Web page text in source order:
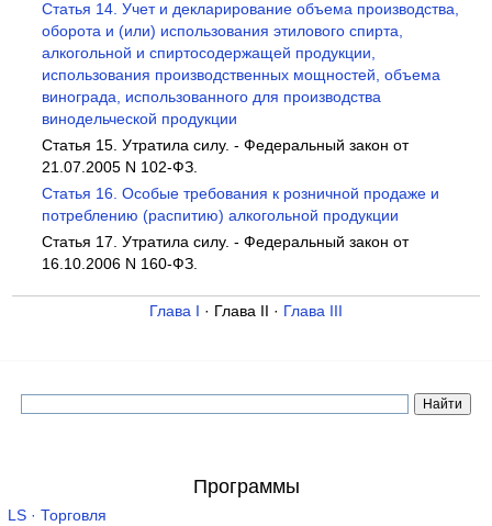
Статья 14. Учет и декларирование объема производства,
оборота и (или) использования этилового спирта,
алкогольной и спиртосодержащей продукции,
использования производственных мощностей, объема
винограда, использованного для производства
винодельческой продукции
Статья 15. Утратила силу. - Федеральный закон от
21.07.2005 N 102-ФЗ.
Статья 16. Особые требования к розничной продаже и
потреблению (распитию) алкогольной продукции
Статья 17. Утратила силу. - Федеральный закон от
16.10.2006 N 160-ФЗ.
Глава I · Глава II · Глава III
Программы
LS · Торговля